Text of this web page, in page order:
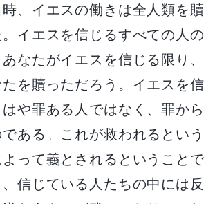
、イエスの働きは全人類を贖
イエスを信じるすべての人の
なたがイエスを信じる限り、
を贖っただろう。イエスを信
や罪ある人ではなく、罪から
ある。これが救われるという
って義とされるということで
信じている人たちの中には反